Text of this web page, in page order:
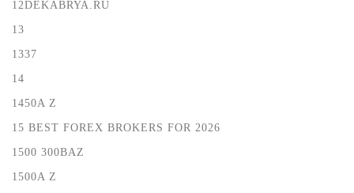
12DEKABRYA.RU
13
1337
14
1450A Z
15 BEST FOREX BROKERS FOR 2026
1500 300BAZ
1500A Z